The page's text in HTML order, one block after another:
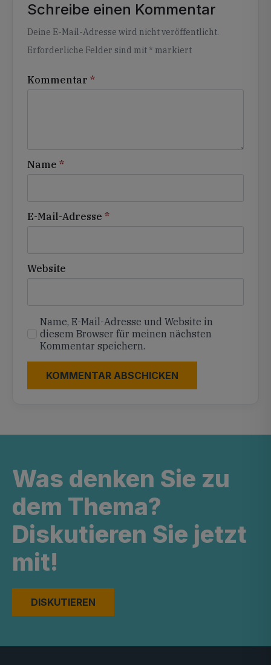
Schreibe einen Kommentar
Deine E-Mail-Adresse wird nicht veröffentlicht.
Erforderliche Felder sind mit * markiert
Kommentar *
Name *
E-Mail-Adresse *
Website
Name, E-Mail-Adresse und Website in
diesem Browser für meinen nächsten
Kommentar speichern.
Alternative:
Was denken Sie zu
dem Thema?
Diskutieren Sie jetzt
mit!
DISKUTIEREN